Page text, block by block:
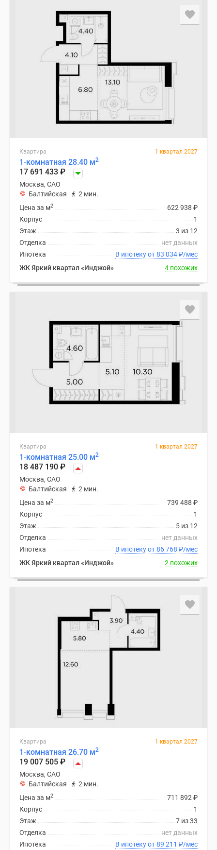
Квартира 1 квартал 2027
1-комнатная 28.40 м2
17 691 433 ₽
Москва, САО
Балтийская
2 мин.
622 938 ₽
Цена за м2
1
Корпус
3 из 12
Этаж
нет данных
Отделка
В ипотеку от 83 034₽/мес
Ипотека
ЖК Яркий квартал «Инджой»
4 похожих
Квартира 1 квартал 2027
1-комнатная 25.00 м2
18 487 190 ₽
Москва, САО
Балтийская
2 мин.
739 488 ₽
Цена за м2
1
Корпус
5 из 12
Этаж
нет данных
Отделка
В ипотеку от 86 768 ₽/мес
Ипотека
ЖК Яркий квартал «Инджой»
2 похожих
Квартира 1 квартал 2027
1-комнатная 26.70 м2
19 007 505 ₽
Москва, САО
Балтийская
2 мин.
711 892 ₽
Цена за м2
1
Корпус
7 из 33
Этаж
нет данных
Отделка
В ипотеку от 89 211 ₽/мес
Ипотека